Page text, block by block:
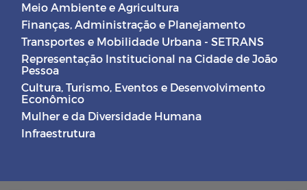
Meio Ambiente e Agricultura
Finanças, Administração e Planejamento
Transportes e Mobilidade Urbana - SETRANS
Representação Institucional na Cidade de João
Pessoa
Cultura, Turismo, Eventos e Desenvolvimento
Econômico
Mulher e da Diversidade Humana
Infraestrutura